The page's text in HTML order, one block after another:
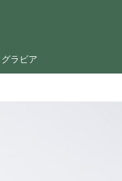
グラビア